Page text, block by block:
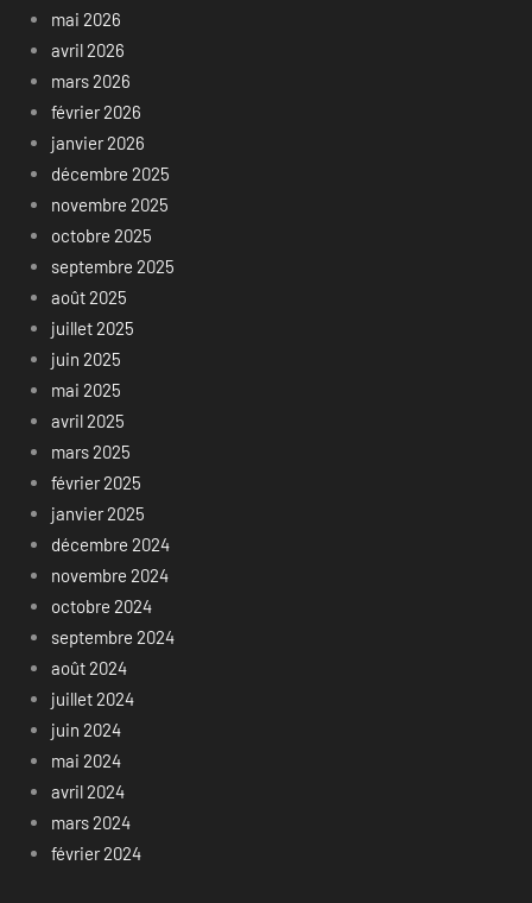
mai 2026
avril 2026
mars 2026
février 2026
janvier 2026
décembre 2025
novembre 2025
octobre 2025
septembre 2025
août 2025
juillet 2025
juin 2025
mai 2025
avril 2025
mars 2025
février 2025
janvier 2025
décembre 2024
novembre 2024
octobre 2024
septembre 2024
août 2024
juillet 2024
juin 2024
mai 2024
avril 2024
mars 2024
février 2024